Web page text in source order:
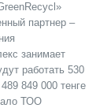
партнер –
занимает
работать 530
849 000 тенге
ТОО